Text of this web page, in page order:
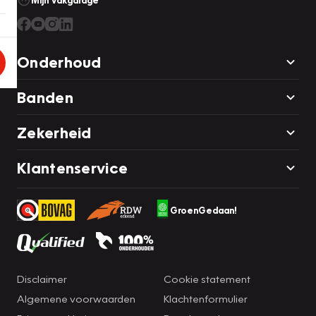
Onderhoud
Banden
Zekerheid
Klantenservice
GroenGedaan!
Disclaimer
Algemene voorwaarden
Cookie statement
Klachtenformulier